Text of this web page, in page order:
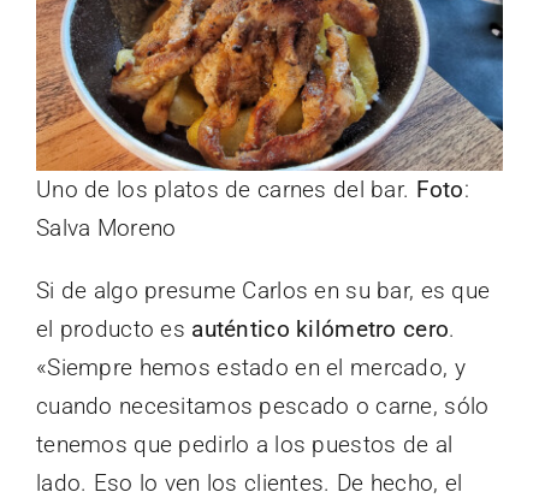
Uno de los platos de carnes del bar. Foto:
Salva Moreno
Si de algo presume Carlos en su bar, es que
el producto es auténtico kilómetro cero.
«Siempre hemos estado en el mercado, y
cuando necesitamos pescado o carne, sólo
tenemos que pedirlo a los puestos de al
lado. Eso lo ven los clientes. De hecho, el